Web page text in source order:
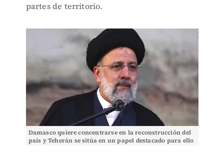
partes de territorio.
Damasco quiere concentrarse en la reconstrucción del
país y Teherán se sitúa en un papel destacado para ello